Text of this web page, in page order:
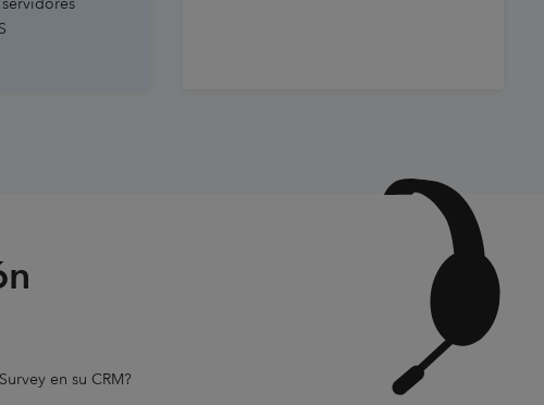
en su CRM?